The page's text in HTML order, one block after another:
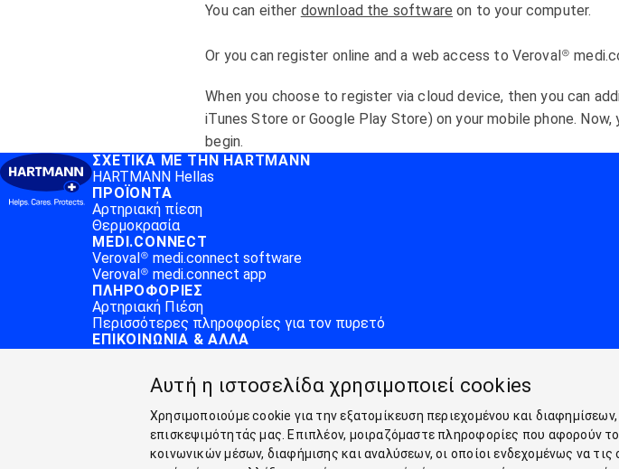
Αυτή η ιστοσελίδα χρησιμοποιεί cookies
Χρησιμοποιούμε cookie για την εξατομίκευση περιεχομένου και
επισκεψιμότητάς μας. Επιπλέον, μοιραζόμαστε πληροφορίες που αφορούν
κοινωνικών μέσων, διαφήμισης και αναλύσεων, οι οποίοι ενδεχομένως να
You can either download the software on to your computer.
Or you can register online and a web access to Veroval®
When you choose to register via cloud device, then you can
iTunes Store or Google Play Store) on your mobile phone.
begin.
ΣΧΕΤΙΚΆ ΜΕ ΤΗΝ HARTMANN
HARTMANN Hellas
ΠΡΟΪΌΝΤΑ
Αρτηριακή πίεση
Θερμοκρασία
MEDI.CONNECT
Veroval® medi.connect software
Veroval® medi.connect app
ΠΛΗΡΟΦΟΡΊΕΣ
Αρτηριακή Πιέση
Περισσότερες πληροφορίες για τον πυρετό
ΕΠΙΚΟΙΝΩΝΊΑ & ΆΛΛΑ
ΠΡΟΪΌΝΤΑ
MEDI.CONNECT
ΠΛΗΡΟΦΟΡΊΕΣ